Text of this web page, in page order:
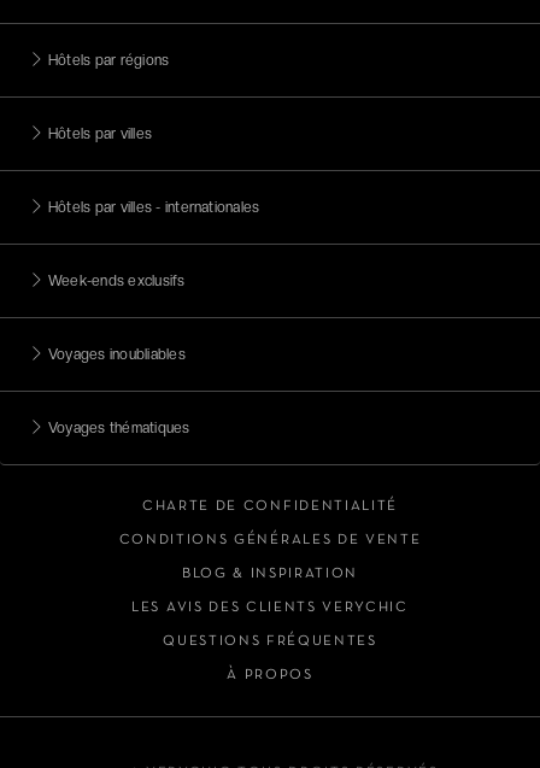
Hôtels par régions
Hôtels par villes
Hôtels par villes - internationales
Week-ends exclusifs
Voyages inoubliables
Voyages thématiques
CHARTE DE CONFIDENTIALITÉ
CONDITIONS GÉNÉRALES DE VENTE
BLOG & INSPIRATION
LES AVIS DES CLIENTS VERYCHIC
QUESTIONS FRÉQUENTES
À PROPOS